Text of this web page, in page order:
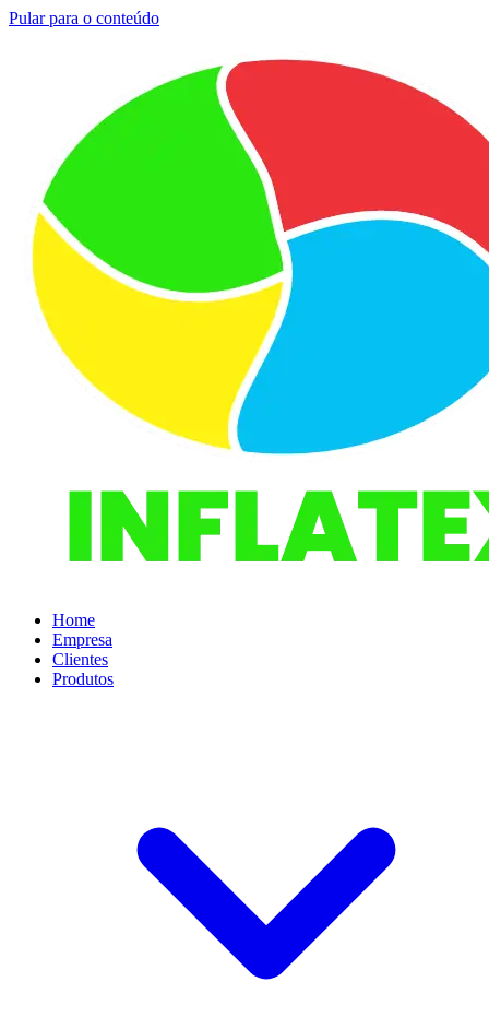
Pular para o conteúdo
Home
Empresa
Clientes
Produtos